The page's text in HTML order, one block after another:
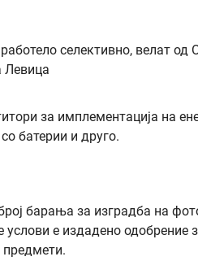
за имплементација на
батерии и друго.
барања за изградба на
услови е издадено одобрение